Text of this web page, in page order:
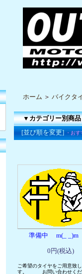
ホーム ＞ バイクタ
▼カテゴリー別商品
[並び順を変更]
・お
準備中 m(_
0円(税込)
ご希望のタイヤをご用意致
す。 お問い合わせくだ